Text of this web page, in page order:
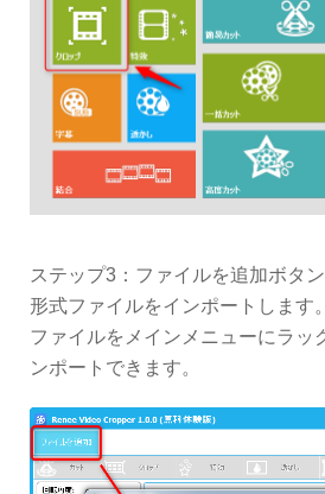
ステップ3：ファイルを追加ボタ
形式ファイルをインポートします。
ファイルをメインメニューにラッ
ンポートできます。